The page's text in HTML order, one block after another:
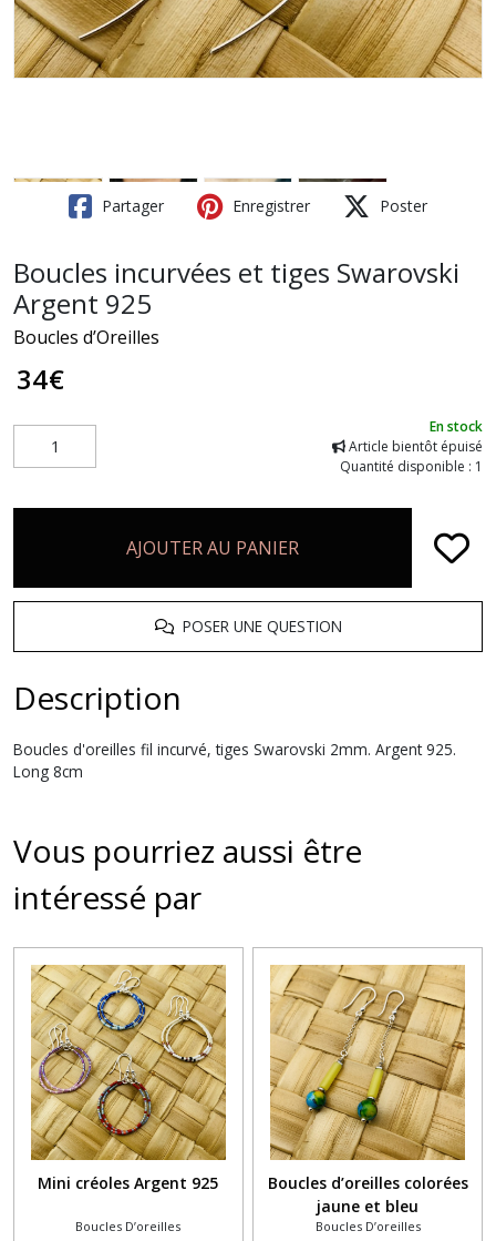
Partager Enregistrer Poster
Boucles incurvées et tiges Swarovski
Argent 925
Boucles d’Oreilles
34€
En stock
Article bientôt épuisé
Quantité disponible : 1
AJOUTER AU PANIER
POSER UNE QUESTION
Description
Boucles d'oreilles fil incurvé, tiges Swarovski 2mm. Argent 925.
Long 8cm
Vous pourriez aussi être
intéressé par
Mini créoles Argent 925
Boucles D’oreilles
Boucles d’oreilles colorées
jaune et bleu
Boucles D’oreilles